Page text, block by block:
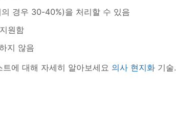
경우 30-40%)을 처리할 수 있음
원함
지 않음
에 대해 자세히 알아보세요 의사 현지화 기술.